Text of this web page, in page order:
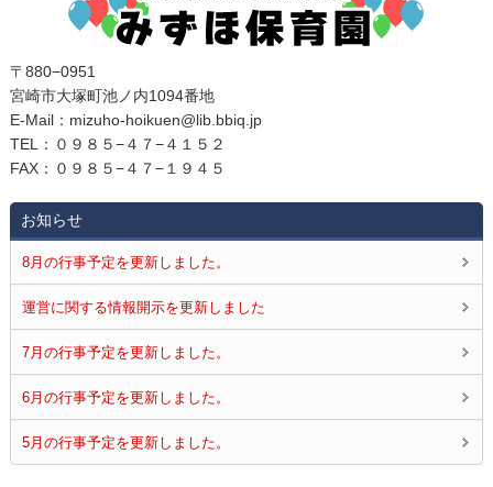
〒880−0951
宮崎市大塚町池ノ内1094番地
E‐Mail：mizuho-hoikuen@lib.bbiq.jp
TEL：０９８５−４７−４１５２
FAX：０９８５−４７−１９４５
お知らせ
8月の行事予定を更新しました。
運営に関する情報開示を更新しました
7月の行事予定を更新しました。
6月の行事予定を更新しました。
5月の行事予定を更新しました。